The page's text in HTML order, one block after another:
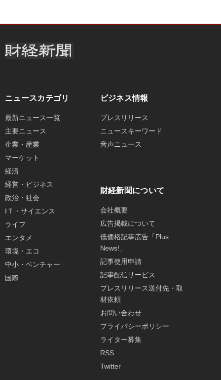
ニュースカテゴリ
最新ニュース一覧
主要ニュース
企業・産業
マーケット
経済
経営・ビジネス
政治・社会
IＴ・サイエンス
ライフ
エンタメ
環境・エコ
中小・ベンチャー
国際
ビジネス情報
プレスリリース
ニュースキーワード
音声ニュース
財経新聞について
会社概要
広告掲載について
低価格記事広告「Plus
News!」
記事使用申請
記事配信サービス
プレスリリース送付先・取
材依頼
お問い合わせ
プライバシーポリシー
ライター募集
RSS
Twitter